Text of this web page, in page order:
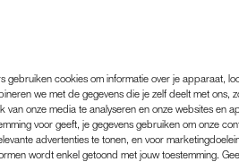
gebruiken cookies om informatie over je apparaat,
we met de gegevens die je zelf deelt met ons,
onze media te analyseren en onze websites en
voor geeft, je gegevens gebruiken om onze
advertenties te tonen, en voor
wordt enkel getoond met jouw toestemming.